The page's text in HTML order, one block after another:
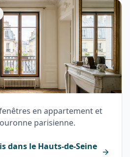
en appartement et
parisienne.
dans le Hauts-de-Seine